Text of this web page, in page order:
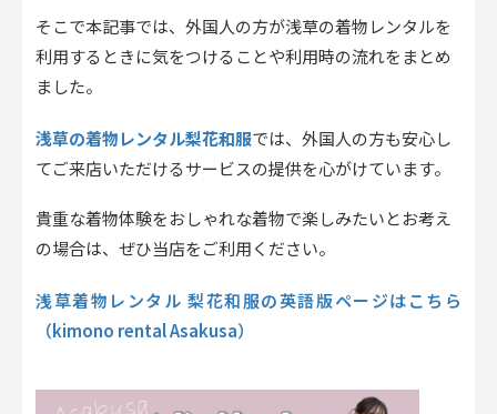
そこで本記事では、外国人の方が浅草の着物レンタルを
利用するときに気をつけることや利用時の流れをまとめ
ました。
浅草の着物レンタル梨花和服では、外国人の方も安心し
てご来店いただけるサービスの提供を心がけています。
貴重な着物体験をおしゃれな着物で楽しみたいとお考え
の場合は、ぜひ当店をご利用ください。
浅草着物レンタル 梨花和服の英語版ページはこちら
（kimono rental Asakusa）